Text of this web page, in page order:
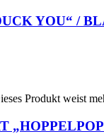
YOU“ /
Produkt weist